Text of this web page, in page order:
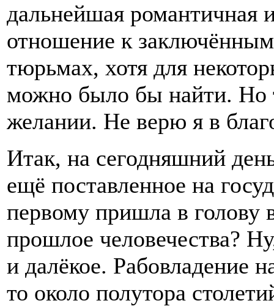
дальнейшая романтичная
отношение к
тюрьмах, хотя для
можно было бы найти. Но
желании. Не верю я в
Итак, на сегодняшний
ещё поставленное на
первому пришла в голову
прошлое человечества?
и далёкое. Рабовладение
то около полутора